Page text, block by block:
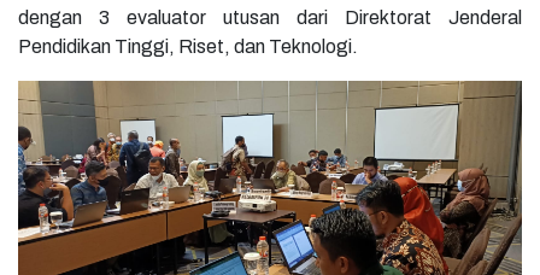
dengan 3 evaluator utusan dari Direktorat Jenderal
Pendidikan Tinggi, Riset, dan Teknologi.